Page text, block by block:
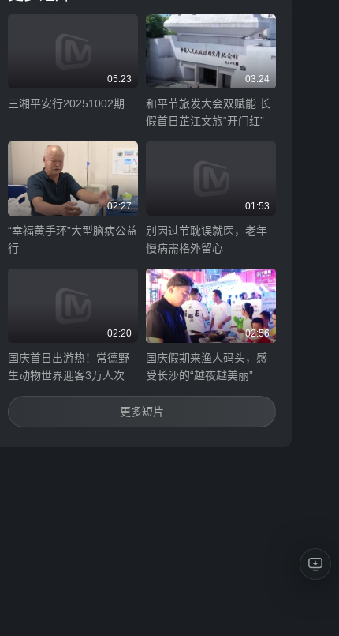
05:23
三湘平安行20251002期
03:24
和平节旅发大会双赋能 长
假首日芷江文旅“开门红”
02:27
“幸福黄手环”大型脑病公益
行
01:53
别因过节耽误就医，老年
慢病需格外留心
02:20
国庆首日出游热！常德野
生动物世界迎客3万人次
02:56
国庆假期来渔人码头，感
受长沙的“越夜越美丽”
更多短片